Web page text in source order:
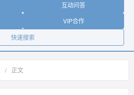
互动问答
VIP合作
快速搜索
/ 正文